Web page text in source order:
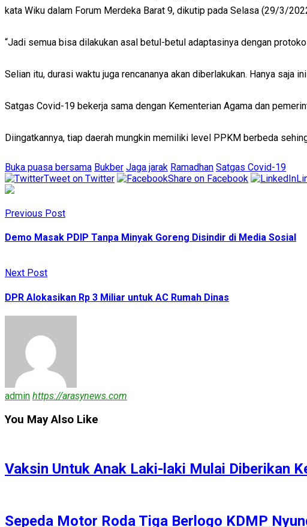
kata Wiku dalam Forum Merdeka Barat 9, dikutip pada Selasa (29/3/
“Jadi semua bisa dilakukan asal betul-betul adaptasinya dengan
Selian itu, durasi waktu juga rencananya akan diberlakukan. Hanya saja
Satgas Covid-19 bekerja sama dengan Kementerian Agama dan
Diingatkannya, tiap daerah mungkin memiliki level PPKM berbeda
Buka puasa bersama Bukber Jaga jarak Ramadhan Satgas Covid-19
Tweet on Twitter
Share on Facebook
Previous Post
Demo Masak PDIP Tanpa Minyak Goreng Disindir di Media Sosial
Next Post
DPR Alokasikan Rp 3 Miliar untuk AC Rumah Dinas
admin https://arasynews.com
You May Also Like
Vaksin Untuk Anak Laki-laki Mulai Diberikan
Sepeda Motor Roda Tiga Berlogo KDMP